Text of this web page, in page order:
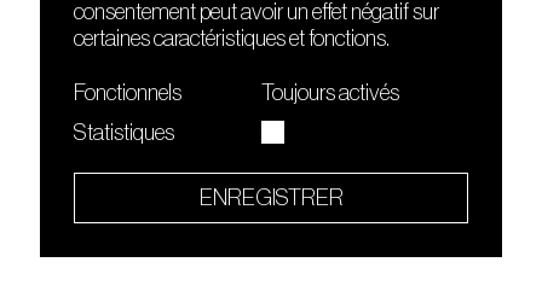
Le Sucre fait partie de
Quartier culturel et créatif
consentement peut avoir un effet négatif sur
certaines caractéristiques et fonctions.
Fonctionnels
Toujours activés
Statistiques
ENREGISTRER